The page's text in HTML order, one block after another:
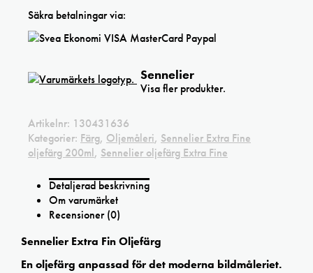
Säkra betalningar via:
Sennelier
Visa fler produkter.
Artikelnr: 130431636
Kategorier: Färg, Oljemåleri, Sennelier Extra Fine
oljefärg 200ml, Sennelier oljefärg Extra Fine
Detaljerad beskrivning
Om varumärket
Recensioner (0)
Sennelier Extra Fin Oljefärg
En oljefärg anpassad för det moderna bildmåleriet.